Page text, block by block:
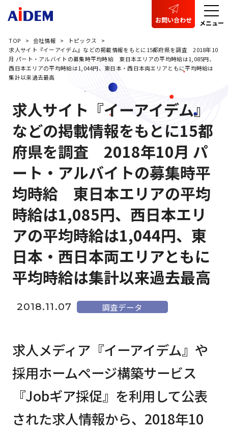
お問い合わせ メニュー
TOP 会社情報
トピックス
求人サイト『イーアイデム』などの掲載情報をもとに15都府県を調査 2018年10
月 パート・アルバイトの募集時平均時給 東日本エリアの平均時給は1,085円、
西日本エリアの平均時給は1,044円、東日本・西日本両エリアともに平均時給は
集計以来過去最高
求人サイト『イーアイデム』
などの掲載情報をもとに15都
府県を調査 2018年10月 パ
ート・アルバイトの募集時平
均時給 東日本エリアの平均
時給は1,085円、西日本エリ
アの平均時給は1,044円、東
日本・西日本両エリアともに
平均時給は集計以来過去最高
2018.11.07 調査データ
求人メディア『イーアイデム』や
採用ホームページ構築サービス
『Jobギア採促』を利用して公表
された求人情報から、2018年10